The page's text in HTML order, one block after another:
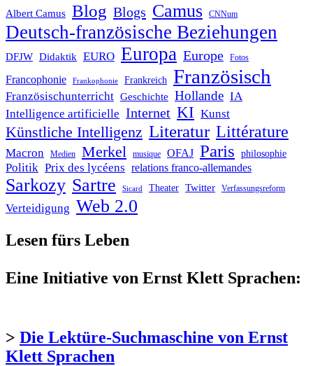
Albert Camus Blog Blogs Camus CNNum
Deutsch-französische Beziehungen
DFJW Didaktik EURO Europa Europe Fotos
Francophonie Frankophonie Frankreich Französisch
Französischunterricht Geschichte Hollande IA
Intelligence artificielle Internet KI Kunst
Künstliche Intelligenz Literatur Littérature
Macron Medien Merkel musique OFAJ Paris philosophie
Politik Prix des lycéens relations franco-allemandes
Sarkozy Sartre Sicard Theater Twitter Verfassungsreform
Verteidigung Web 2.0
Lesen fürs Leben
Eine Initiative von Ernst Klett Sprachen:
> Die Lektüre-Suchmaschine von Ernst
Klett Sprachen